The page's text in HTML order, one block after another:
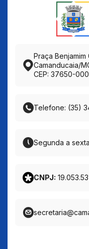
Praça
Camanducaia/
CEP: 37650-000
Telefone: (35)
Segunda a
CNPJ: